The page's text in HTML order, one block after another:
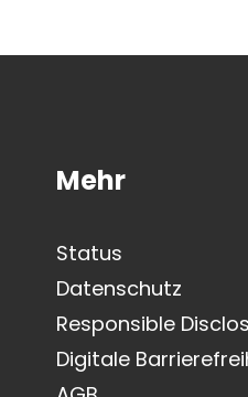
Mehr
Status
Datenschutz
Responsible
Digitale